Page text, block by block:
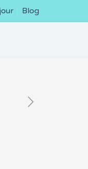
Blog